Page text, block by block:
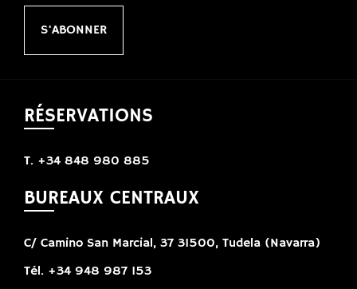
S'ABONNER
RÉSERVATIONS
T. +34 848 980 885
BUREAUX CENTRAUX
C/ Camino San Marcial, 37 31500, Tudela (Navarra)
Tél. +34 948 987 153